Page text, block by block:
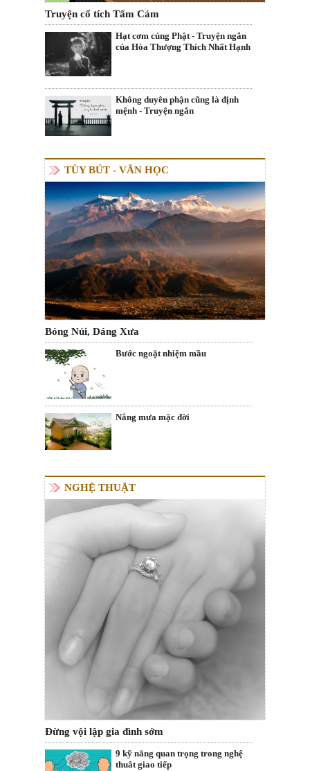
Truyện cổ tích Tấm Cám
Hạt cơm cúng Phật - Truyện ngắn
của Hòa Thượng Thích Nhất Hạnh
Không duyên phận cũng là định
mệnh - Truyện ngắn
TÙY BÚT - VĂN HỌC
Bóng Núi, Dáng Xưa
Bước ngoặt nhiệm mầu
Nắng mưa mặc đời
NGHỆ THUẬT
Đừng vội lập gia đình sớm
9 kỹ năng quan trọng trong nghệ
thuât giao tiếp